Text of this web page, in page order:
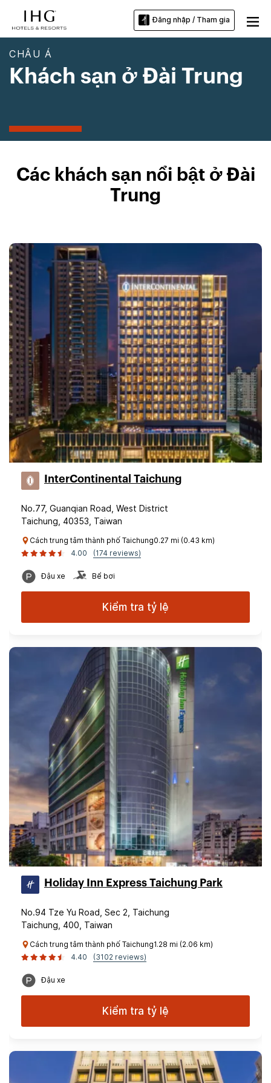
Đăng nhập / Tham gia
CHÂU Á
Khách sạn ở Đài Trung
Các khách sạn nổi bật ở Đài
Trung
InterContinental Taichung
No.77, Guanqian Road, West District
Taichung, 40353, Taiwan
Cách trung tâm thành phố Taichung0.27 mi (0.43 km)
4.00
(174 reviews)
Đậu xe Bể bơi
Kiểm tra tỷ lệ
Holiday Inn Express Taichung Park
No.94 Tze Yu Road, Sec 2, Taichung
Taichung, 400, Taiwan
Cách trung tâm thành phố Taichung1.28 mi (2.06 km)
4.40
(3102 reviews)
Đậu xe
Kiểm tra tỷ lệ